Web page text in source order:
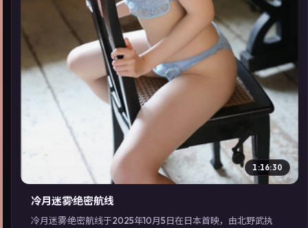
1:16:30
冷月迷雾·绝密航线
冷月迷雾·绝密航线于2025年10月5日在日本首映，由北野武执